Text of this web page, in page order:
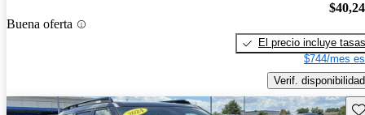
Buena oferta
El precio incluye tasas
$744/mes
Verif. disponibilidad